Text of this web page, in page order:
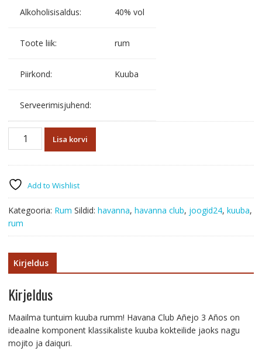
Alkoholisisaldus: 40% vol
Toote liik: rum
Piirkond: Kuuba
Serveerimisjuhend:
Rumm
HAVANA
70cl
kogus
Lisa korvi
Add to Wishlist
Kategooria: Rum Sildid: havanna, havanna club, joogid24, kuuba,
rum
Kirjeldus
Kirjeldus
Maailma tuntuim kuuba rumm! Havana Club Añejo 3 Años on
ideaalne komponent klassikaliste kuuba kokteilide jaoks nagu
mojito ja daiquri.